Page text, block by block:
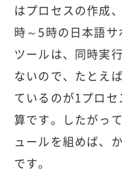
はプロセスの作成
時～5時の日本語
ツールは、同時実
ないので、たとえ
ているのが1プロ
算です。したがっ
ュールを組めば、
です。